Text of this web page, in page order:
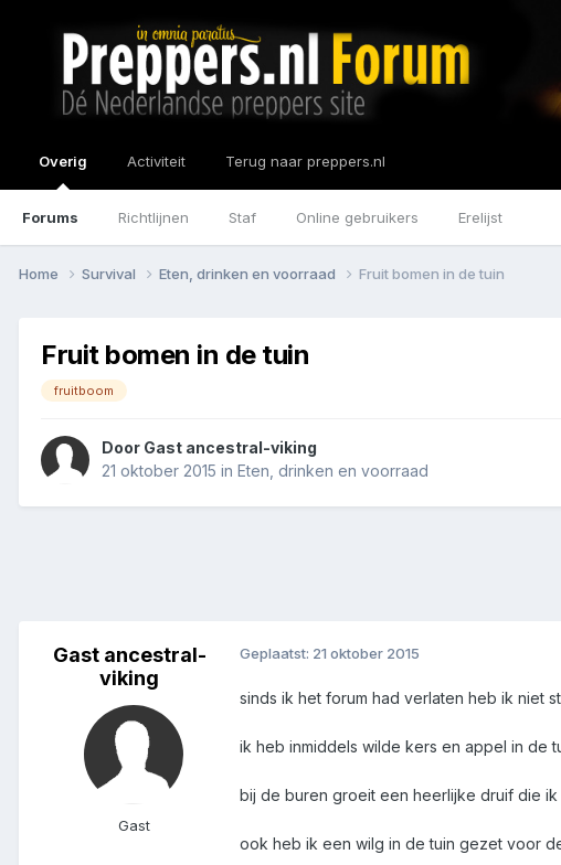
Overig
Forums Richtlijnen Staf Online gebruikers Erelijst
Activiteit Terug naar preppers.nl
Home Survival Eten, drinken en voorraad Fruit bomen in de tuin
Fruit bomen in de tuin
fruitboom
Door Gast ancestral-viking
21 oktober 2015 in Eten, drinken en voorraad
Gast ancestral-
viking
Gast
Geplaatst: 21 oktober 2015
sinds ik het forum had verlaten heb ik niet
ik heb inmiddels wilde kers en appel in de
bij de buren groeit een heerlijke druif die ik
ook heb ik een wilg in de tuin gezet voor